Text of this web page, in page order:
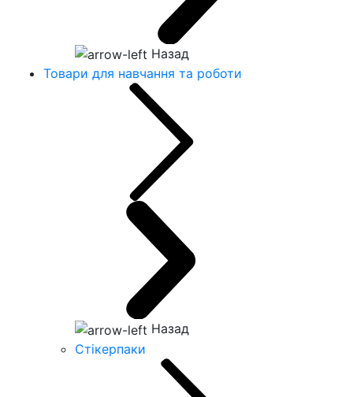
Назад
Товари для навчання та роботи
Назад
Стікерпаки